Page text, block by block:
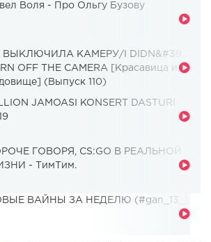
Воля - Про Ольгу Бузову
ВЫКЛЮЧИЛА КАМЕРУ/I DIDN&#39;T
OFF THE CAMERA [Красавица и
(Выпуск 110)
JAMOASI KONSERT DASTURI
ГОВОРЯ, CS:GO В РЕАЛЬНОЙ
- ТимТим.
ВАЙНЫ ЗА НЕДЕЛЮ (#gan_13_)